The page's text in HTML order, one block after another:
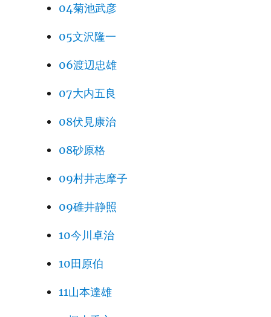
04菊池武彦
05文沢隆一
06渡辺忠雄
07大内五良
08伏見康治
08砂原格
09村井志摩子
09碓井静照
10今川卓治
10田原伯
11山本達雄